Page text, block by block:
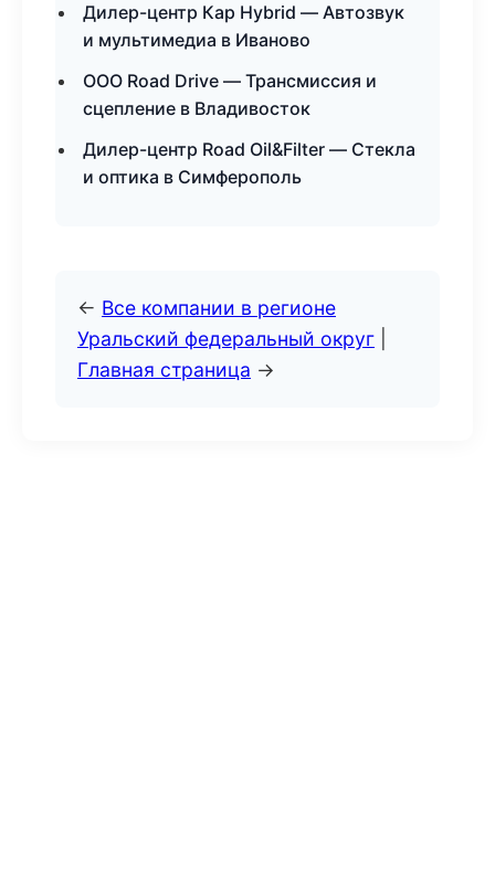
Дилер-центр Кар Hybrid — Автозвук
и мультимедиа в Иваново
ООО Road Drive — Трансмиссия и
сцепление в Владивосток
Дилер-центр Road Oil&Filter — Стекла
и оптика в Симферополь
← Все компании в регионе
Уральский федеральный округ
Главная страница →